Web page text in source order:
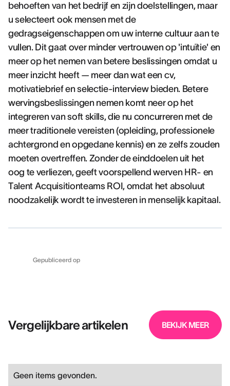
behoeften van het bedrijf en zijn doelstellingen, maar
u selecteert ook mensen met de
gedragseigenschappen om uw interne cultuur aan te
vullen. Dit gaat over minder vertrouwen op 'intuïtie' en
meer op het nemen van betere beslissingen omdat u
meer inzicht heeft — meer dan wat een cv,
motivatiebrief en selectie-interview bieden. Betere
wervingsbeslissingen nemen komt neer op het
integreren van soft skills, die nu concurreren met de
meer traditionele vereisten (opleiding, professionele
achtergrond en opgedane kennis) en ze zelfs zouden
moeten overtreffen. Zonder de einddoelen uit het
oog te verliezen, geeft voorspellend werven HR- en
Talent Acquisitionteams ROI, omdat het absoluut
noodzakelijk wordt te investeren in menselijk kapitaal.
Gepubliceerd op
Vergelijkbare artikelen BEKIJK MEER
Geen items gevonden.